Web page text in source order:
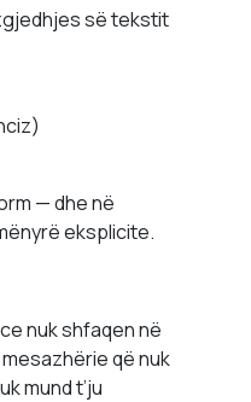
së tekstit
— dhe në
eksplicite.
nuk shfaqen në
që nuk
mund t’ju